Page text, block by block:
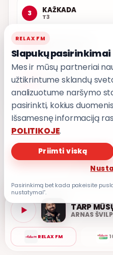
3 KAŽKADA
T3
POPKULTŪRA
5 LEDINĖ JŪRA
TARP
ARNAS
RELAX FM
Slapukų pasirinkimai
Mes ir mūsų partneriai
užtikrintume sklandų
analizuotume naršymo
pasirinkti, kokius
Išsamesnę informaciją
POLITIKOJE.
Priimti viską
Pasirinkimą bet kada pakeisite
nustatymai“.